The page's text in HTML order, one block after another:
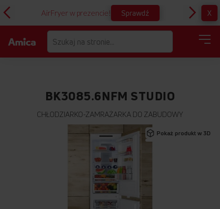
AirFryer w prezencie! Sprawdź X
BK3085.6NFM STUDIO
CHŁODZIARKO-ZAMRAŻARKA DO ZABUDOWY
Pokaż produkt w 3D